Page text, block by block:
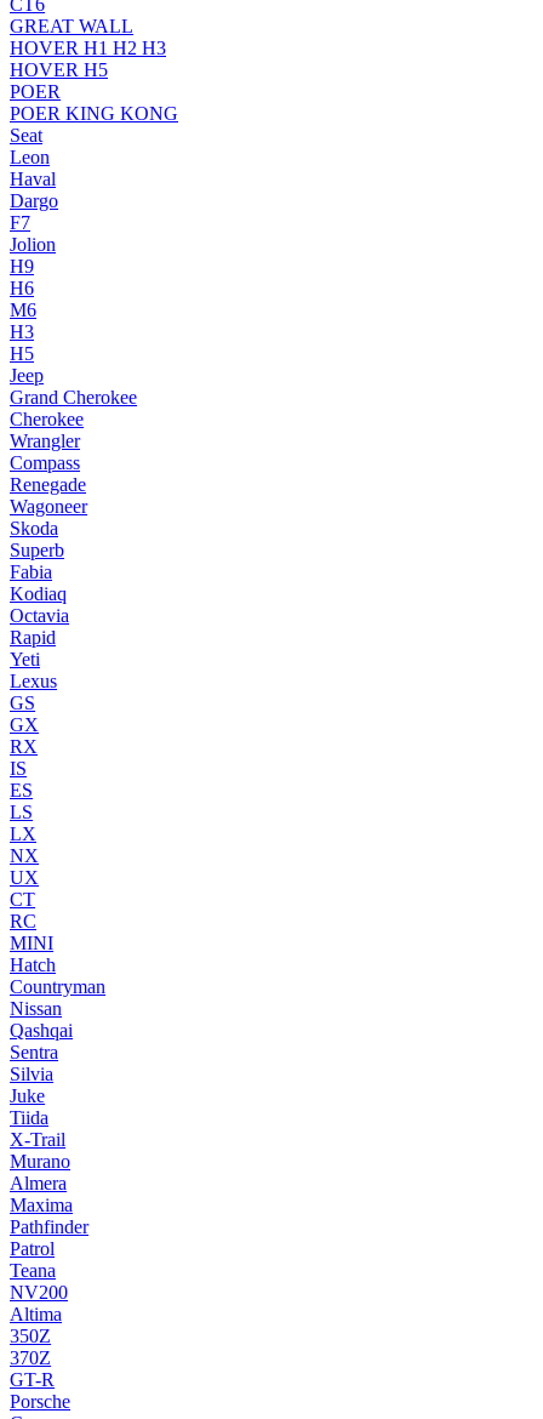
CT6
GREAT WALL
HOVER H1 H2 H3
HOVER H5
POER
POER KING KONG
Seat
Leon
Haval
Dargo
F7
Jolion
H9
H6
M6
H3
H5
Jeep
Grand Cherokee
Cherokee
Wrangler
Compass
Renegade
Wagoneer
Skoda
Superb
Fabia
Kodiaq
Octavia
Rapid
Yeti
Lexus
GS
GX
RX
IS
ES
LS
LX
NX
UX
CT
RC
MINI
Hatch
Countryman
Nissan
Qashqai
Sentra
Silvia
Juke
Tiida
X-Trail
Murano
Almera
Maxima
Pathfinder
Patrol
Teana
NV200
Altima
350Z
370Z
GT-R
Porsche